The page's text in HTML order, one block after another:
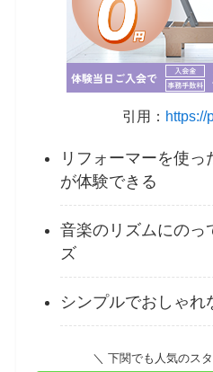
引用： https://
リフォーマーを使
が体験できる
音楽のリズムにのっ
ズ
シンプルでおしゃれ
＼ 下関でも人気のス